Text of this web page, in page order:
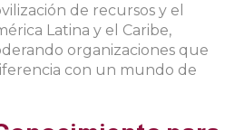
de recursos y el
Latina y el Caribe,
organizaciones que
con un mundo de